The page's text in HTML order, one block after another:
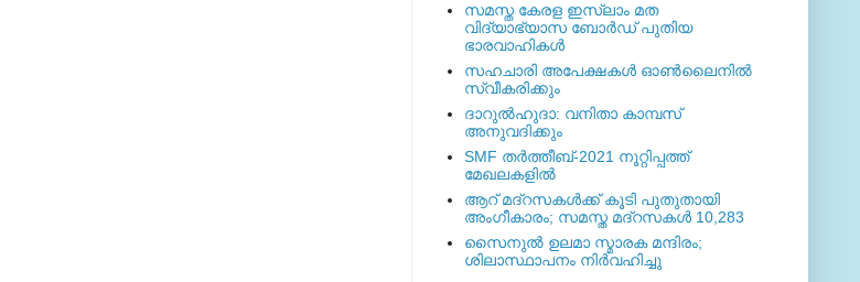
സമസ്ത കേരള ഇസ്ലാം മത
വിദ്യാഭ്യാസ ബോര്‍ഡ് പുതിയ
ഭാരവാഹികള്‍
സഹചാരി അപേക്ഷകൾ ഓൺലൈനിൽ
സ്വീകരിക്കും
ദാറുല്‍ഹുദാ: വനിതാ കാമ്പസ്
അനുവദിക്കും
SMF തര്‍ത്തീബ്-2021 നൂറ്റിപ്പത്ത്
മേഖലകളില്‍
ആറ് മദ്റസകള്‍ക്ക് കൂടി പുതുതായി
അംഗീകാരം; സമസ്ത മദ്റസകള്‍ 10,283
സൈനുല്‍ ഉലമാ സ്മാരക മന്ദിരം;
ശിലാസ്ഥാപനം നിര്‍വഹിച്ചു